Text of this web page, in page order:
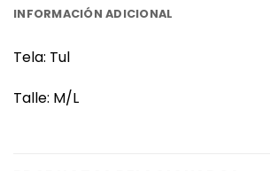
INFORMACIÓN ADICIONAL
Tela: Tul
Talle: M/L